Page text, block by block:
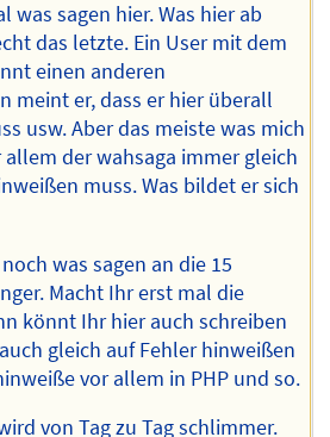
was sagen hier. Was hier ab
das letzte. Ein User mit dem
einen anderen
meint er, dass er hier überall
usw. Aber das meiste was mich
der wahsaga immer gleich
muss. Was bildet er sich
was sagen an die 15
Macht Ihr erst mal die
könnt Ihr hier auch schreiben
gleich auf Fehler hinweißen
vor allem in PHP und so.
von Tag zu Tag schlimmer.